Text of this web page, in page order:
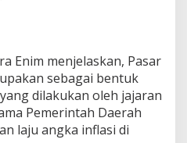
E
n
i
m
G
e
Enim menjelaskan, Pasar
sebagai bentuk
dilakukan oleh jajaran
Pemerintah Daerah
laju angka inflasi di